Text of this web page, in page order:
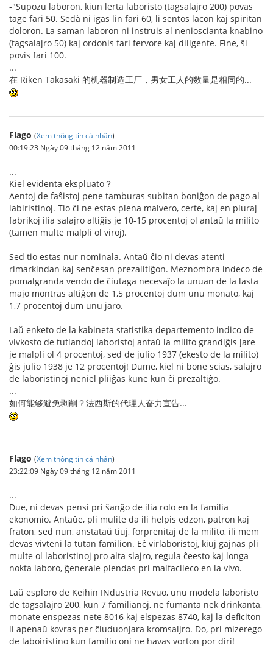
-"Supozu laboron, kiun lerta laboristo (tagsalajro 200) povas
tage fari 50. Sedà ni igas lin fari 60, li sentos lacon kaj spiritan
doloron. La saman laboron ni instruis al nenioscianta knabino
(tagsalajro 50) kaj ordonis fari fervore kaj diligente. Fine, ŝi
povis fari 100.
...
在 Riken Takasaki 的机器制造工厂，男女工人的数量是相同的...
Flago (Xem thông tin cá nhân)
00:19:23 Ngày 09 tháng 12 năm 2011
...
Kiel evidenta ekspluato？
Aentoj de faŝistoj pene tamburas subitan boniĝon de pago al
labiristinoj. Tio ĉi ne estas plena malvero, certe, kaj en pluraj
fabrikoj ilia salajro altiĝis je 10-15 procentoj ol antaŭ la milito
(tamen multe malpli ol viroj).
Sed tio estas nur nominala. Antaŭ ĉio ni devas atenti
rimarkindan kaj senĉesan prezalitiĝon. Meznombra indeco de
pomalgranda vendo de ĉiutaga necesaĵo la unuan de la lasta
majo montras altiĝon de 1,5 procentoj dum unu monato, kaj
1,7 procentoj dum unu jaro.
Laŭ enketo de la kabineta statistika departemento indico de
vivkosto de tutlandoj laboristoj antaŭ la milito grandiĝis jare
je malpli ol 4 procentoj, sed de julio 1937 (ekesto de la milito)
ĝis julio 1938 je 12 procentoj! Dume, kiel ni bone scias, salajro
de laboristinoj neniel pliiĝas kune kun ĉi prezaltiĝo.
...
如何能够避免剥削？法西斯的代理人奋力宣告...
Flago (Xem thông tin cá nhân)
23:22:09 Ngày 09 tháng 12 năm 2011
...
Due, ni devas pensi pri ŝanĝo de ilia rolo en la familia
ekonomio. Antaŭe, pli mulite da ili helpis edzon, patron kaj
fraton, sed nun, anstataŭ tiuj, forprenitaj de la milito, ili mem
devas vivteni la tutan familion. Eĉ virlaboristoj, kiuj gajnas pli
multe ol laboristinoj pro alta slajro, regula ĉeesto kaj longa
nokta laboro, ĝenerale plendas pri malfacileco en la vivo.
Laŭ esploro de Keihin INdustria Revuo, unu modela laboristo
de tagsalajro 200, kun 7 familianoj, ne fumanta nek drinkanta,
monate enspezas nete 8016 kaj elspezas 8740, kaj la deficiton
li apenaŭ kovras per ĉiuduonjara kromsaljro. Do, pri mizerego
de laboiristino kun familio oni ne havas vorton por diri!